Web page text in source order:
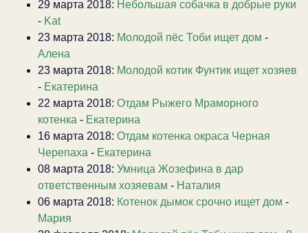
29 марта 2018: Небольшая собачка в добрые руки
- Kat
23 марта 2018: Молодой пёс Тоби ищет дом -
Алена
23 марта 2018: Молодой котик Фунтик ищет хозяев
- Екатерина
22 марта 2018: Отдам Рыжего Мраморного
котенка - Екатерина
16 марта 2018: Отдам котенка окраса Черная
Черепаха - Екатерина
08 марта 2018: Умница Жозефина в дар
ответственным хозяевам - Наталия
06 марта 2018: Котенок дымок срочно ищет дом -
Мария